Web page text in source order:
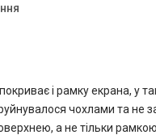
і рамку екрана, у
чохлами та не
а не тільки